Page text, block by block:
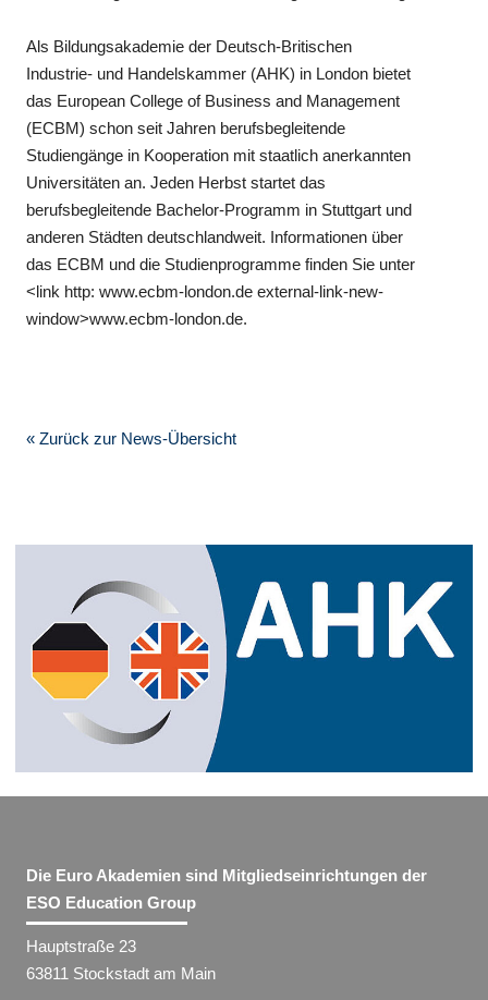
Als Bildungsakademie der Deutsch-Britischen
Industrie- und Handelskammer (AHK) in London bietet
das European College of Business and Management
(ECBM) schon seit Jahren berufsbegleitende
Studiengänge in Kooperation mit staatlich anerkannten
Universitäten an. Jeden Herbst startet das
berufsbegleitende Bachelor-Programm in Stuttgart und
anderen Städten deutschlandweit. Informationen über
das ECBM und die Studienprogramme finden Sie unter
<link http: www.ecbm-london.de external-link-new-
window>www.ecbm-london.de.
« Zurück zur News-Übersicht
Die Euro Akademien sind Mitgliedseinrichtungen der
ESO Education Group
Hauptstraße 23
63811 Stockstadt am Main